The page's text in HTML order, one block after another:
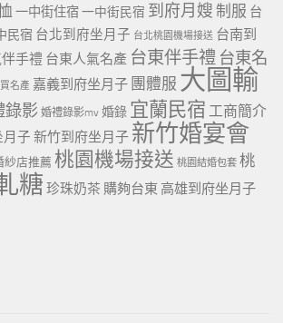
一中街住宿一中街民宿 到府月嫂 制服 台
民宿 台北到府坐月子 台北桃園機場接送 台南到
手禮 台東人氣名產 台東伴手禮 台東名
名產 嘉義到府坐月子 團體服 大圖輸
錄影 婚禮錄影mv 婚錄 宜蘭民宿 工商簡介
子 新竹到府坐月子 新竹婚宴會
紗店推薦 桃園機場接送 桃園結婚包套 桃
糖 珍珠奶茶 購夠台東 高雄到府坐月子